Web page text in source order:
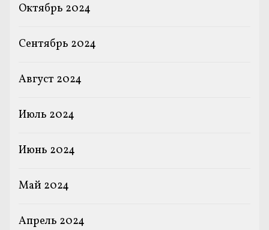
Октябрь 2024
Сентябрь 2024
Август 2024
Июль 2024
Июнь 2024
Май 2024
Апрель 2024